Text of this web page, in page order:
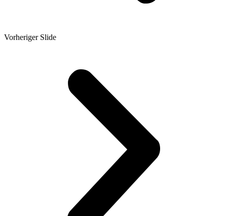
Vorheriger Slide